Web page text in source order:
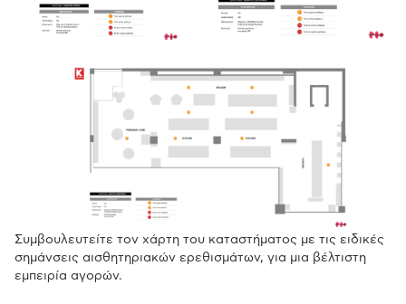
Συμβουλευτείτε τον χάρτη του καταστήματος με τις ειδικές
σημάνσεις αισθητηριακών ερεθισμάτων, για μια βέλτιστη
εμπειρία αγορών.